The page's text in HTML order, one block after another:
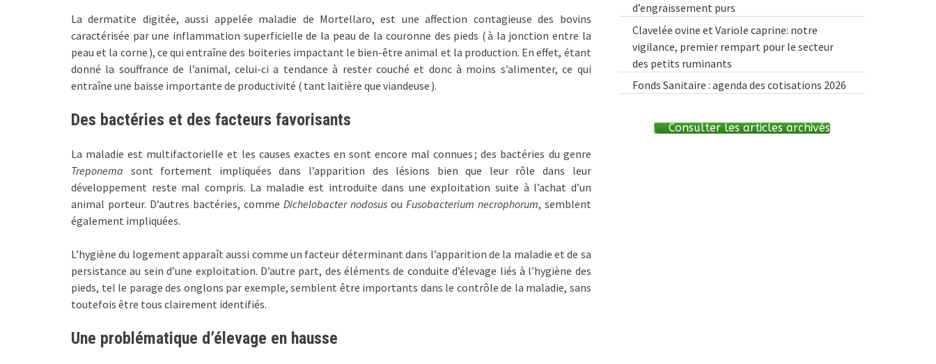
La dermatite digitée, aussi appelée maladie de Mortellaro, est une affection contagieuse des bovins
caractérisée par une inflammation superficielle de la peau de la couronne des pieds ( à la jonction entre la
peau et la corne ), ce qui entraîne des boiteries impactant le bien-être animal et la production. En effet, étant
donné la souffrance de l’animal, celui-ci a tendance à rester couché et donc à moins s’alimenter, ce qui
entraîne une baisse importante de productivité ( tant laitière que viandeuse ).
Des bactéries et des facteurs favorisants
La maladie est multifactorielle et les causes exactes en sont encore mal connues ; des bactéries du genre
Treponema sont fortement impliquées dans l’apparition des lésions bien que leur rôle dans leur
développement reste mal compris. La maladie est introduite dans une exploitation suite à l’achat d’un
animal porteur. D’autres bactéries, comme Dichelobacter nodosusou Fusobacterium necrophorum, semblent
également impliquées.
L’hygiène du logement apparaît aussi comme un facteur déterminant dans l’apparition de la maladie et de sa
persistance au sein d’une exploitation. D’autre part, des éléments de conduite d’élevage liés à l’hygiène des
pieds, tel le parage des onglons par exemple, semblent être importants dans le contrôle de la maladie, sans
toutefois être tous clairement identifiés.
Une problématique d’élevage en hausse
d’engraissement purs
Clavelée ovine et Variole caprine: notre
vigilance, premier rempart pour le secteur
des petits ruminants
Fonds Sanitaire : agenda des cotisations 2026
Consulter les articles archivés